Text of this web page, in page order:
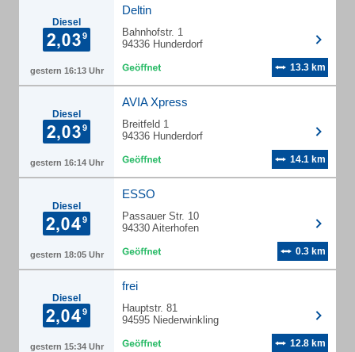
Diesel
gestern 16:13 Uhr
Deltin
Bahnhofstr. 1
94336 Hunderdorf
13.3 km
Diesel
gestern 16:14 Uhr
AVIA Xpress
Breitfeld 1
94336 Hunderdorf
14.1 km
Diesel
gestern 18:05 Uhr
ESSO
Passauer Str. 10
94330 Aiterhofen
0.3 km
Diesel
gestern 15:34 Uhr
frei
Hauptstr. 81
94595 Niederwinkling
12.8 km